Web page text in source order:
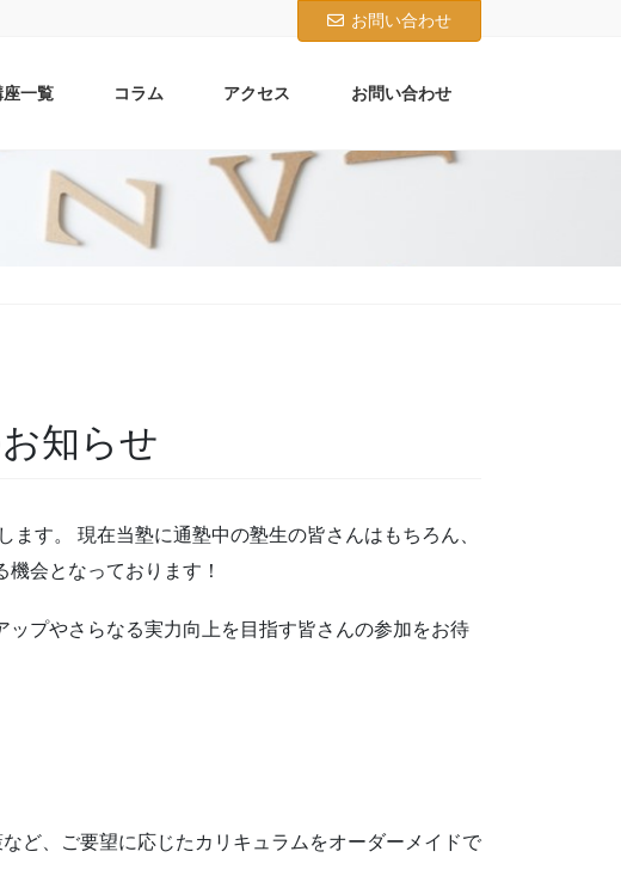
お問い合わせ
座一覧 コラム アクセス お問い合わせ
知らせ
す。 現在当塾に通塾中の塾生の皆さんはもちろん、
会となっております！
プやさらなる実力向上を目指す皆さんの参加をお待
ど、ご要望に応じたカリキュラムをオーダーメイドで